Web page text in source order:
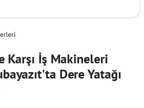
Karşı İş Makineleri
Dere Yatağı